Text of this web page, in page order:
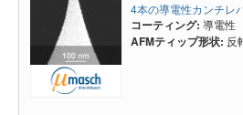
4本の導電性カンチレ
コーティング: 導電性
AFMティップ形状: 反